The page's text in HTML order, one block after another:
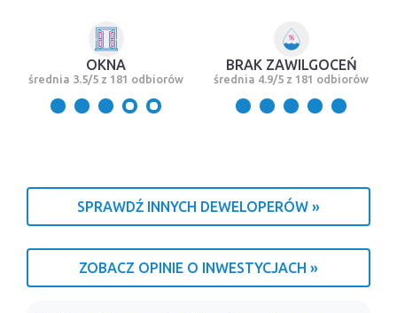
OKNA
średnia 3.5/5 z 181 odbiorów
BRAK ZAWILGOCEŃ
średnia 4.9/5 z 181 odbiorów
SPRAWDŹ INNYCH DEWELOPERÓW »
ZOBACZ OPINIE O INWESTYCJACH »